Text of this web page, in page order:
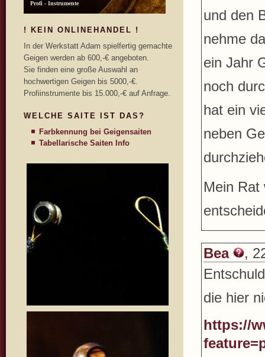
und den
nehme
ein Jahr
noch
hat ein
neben
Mein Rat
Bea
,
die hier
https://
! KEIN ONLINEHANDEL !
In der Werkstatt Adam spielfertig gemachte
Geigen werden ab 600,-€ angeboten.
Sie finden eine große Auswahl an
hochwertigen Geigen bis 5000,-€.
Profiinstrumente bis 15.000,-€ auf Anfrage.
WELCHE SAITE IST DAS?
Farbkennung bei Geigensaiten
Tabellarische Saiten Info